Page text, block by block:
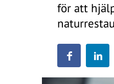
för att